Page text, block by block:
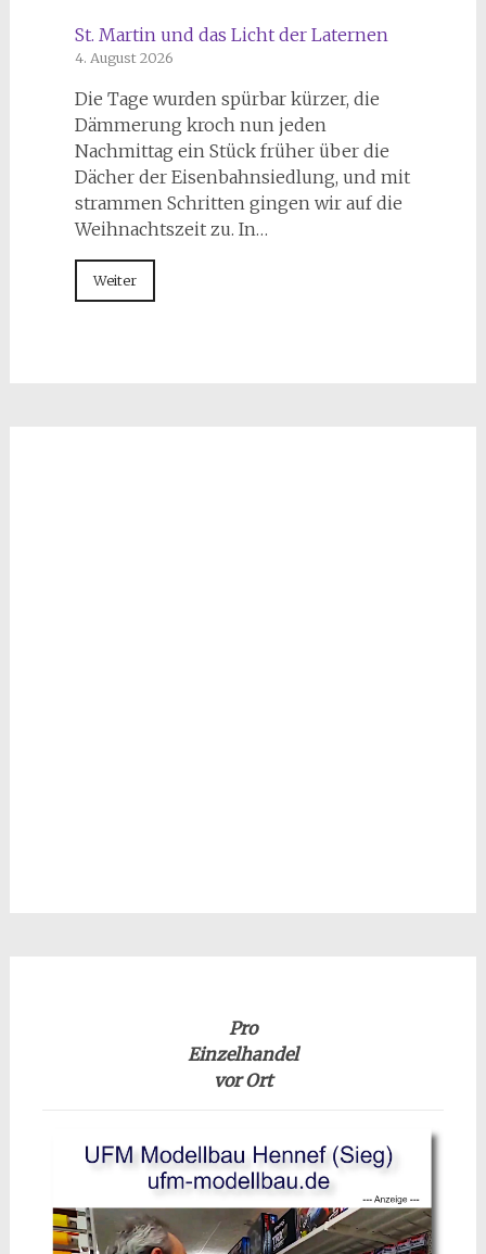
St. Martin und das Licht der Laternen
4. August 2026
Die Tage wurden spürbar kürzer, die
Dämmerung kroch nun jeden
Nachmittag ein Stück früher über die
Dächer der Eisenbahnsiedlung, und mit
strammen Schritten gingen wir auf die
Weihnachtszeit zu. In…
Weiter
Pro
Einzelhandel
vor Ort